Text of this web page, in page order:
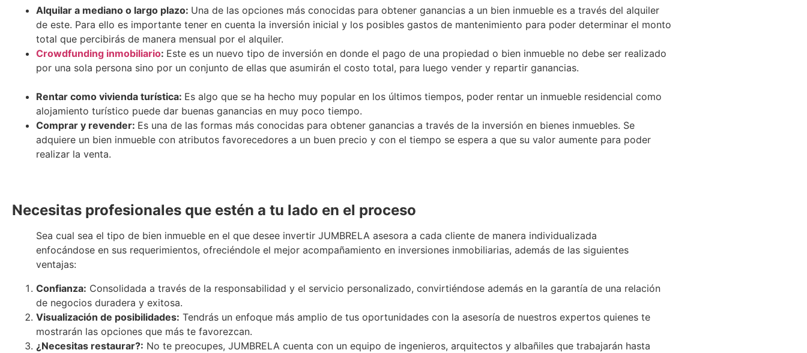
Alquilar a mediano o largo plazo: Una de las opciones más conocidas para obtener ganancias a un bien inmueble es a través del alquiler
de este. Para ello es importante tener en cuenta la inversión inicial y los posibles gastos de mantenimiento para poder determinar el monto
total que percibirás de manera mensual por el alquiler.
Crowdfunding inmobiliario: Este es un nuevo tipo de inversión en donde el pago de una propiedad o bien inmueble no debe ser realizado
por una sola persona sino por un conjunto de ellas que asumirán el costo total, para luego vender y repartir ganancias.
Rentar como vivienda turística: Es algo que se ha hecho muy popular en los últimos tiempos, poder rentar un inmueble residencial como
alojamiento turístico puede dar buenas ganancias en muy poco tiempo.
Comprar y revender: Es una de las formas más conocidas para obtener ganancias a través de la inversión en bienes inmuebles. Se
adquiere un bien inmueble con atributos favorecedores a un buen precio y con el tiempo se espera a que su valor aumente para poder
realizar la venta.
Necesitas profesionales que estén a tu lado en el proceso
Sea cual sea el tipo de bien inmueble en el que desee invertir JUMBRELA asesora a cada cliente de manera individualizada
enfocándose en sus requerimientos, ofreciéndole el mejor acompañamiento en inversiones inmobiliarias, además de las siguientes
ventajas:
Confianza: Consolidada a través de la responsabilidad y el servicio personalizado, convirtiéndose además en la garantía de una relación
de negocios duradera y exitosa.
Visualización de posibilidades: Tendrás un enfoque más amplio de tus oportunidades con la asesoría de nuestros expertos quienes te
mostrarán las opciones que más te favorezcan.
¿Necesitas restaurar?: No te preocupes, JUMBRELA cuenta con un equipo de ingenieros, arquitectos y albañiles que trabajarán hasta